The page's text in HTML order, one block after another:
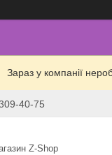
Зараз у компанії
40-75
Z-Shop